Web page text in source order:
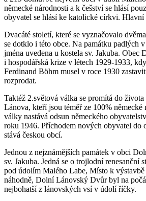
německé národnosti a k češství se hlásí
obyvatel se hlásí ke katolické církvi. Hlavní
Dvacáté století, které se vyznačovalo
se dotklo i této obce. Na památku padlých
jména uvedena u kostela sv. Jakuba. Obec
i hospodářská krize v létech 1929-1933,
Ferdinand Böhm musel v roce 1930
rozprodat.
Taktéž 2.světová válka se promítá do
Lánova, kteří jsou téměř ze 100% německé
války nastává odsun německého
roku 1946. Příchodem nových obyvatel do
stává českou obcí.
Jednou z nejznámějších památek v obci
sv. Jakuba. Jedná se o trojlodní renesanční
pod údolím Malého Labe, Místo k
náhodně, Dolní Lánovský Dvůr byl na
nejbohatší z lánovských vsí v údolí říčky.